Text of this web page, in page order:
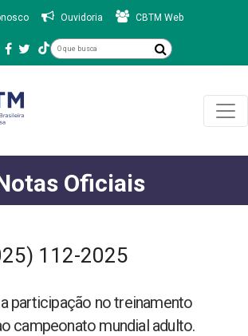
Ouvidoria CBTM Web
Oficiais
112-2025
participação no treinamento
campeonato mundial adulto.